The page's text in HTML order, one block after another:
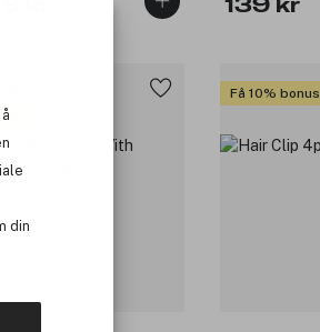
din
139 kr
3
Få 10% bonus